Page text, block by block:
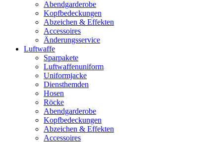
Abendgarderobe
Kopfbedeckungen
Abzeichen & Effekten
Accessoires
Änderungsservice
Luftwaffe
Sparpakete
Luftwaffenuniform
Uniformjacke
Diensthemden
Hosen
Röcke
Abendgarderobe
Kopfbedeckungen
Abzeichen & Effekten
Accessoires